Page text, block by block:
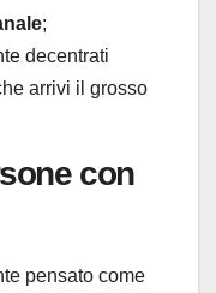
;
decentrati
arrivi il grosso
con
pensato come